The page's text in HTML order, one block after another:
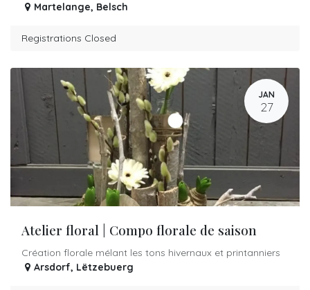
Martelange, Belsch
Registrations Closed
JAN
27
Atelier floral | Compo florale de saison
Création florale mélant les tons hivernaux et printanniers
Arsdorf, Lëtzebuerg